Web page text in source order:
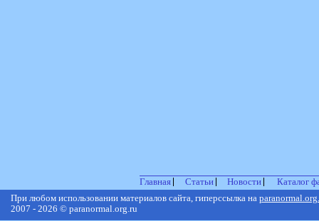
Главная Статьи Новости
Каталог
При любом использовании материалов сайта, гиперссылка на
2007 - 2026 © paranormal.org.ru